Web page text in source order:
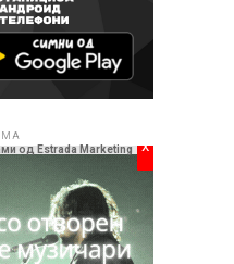
од Estrada Marketing x